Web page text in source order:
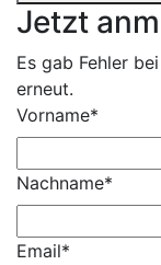
Jetzt
Es gab Fehler
erneut.
Vorname*
Nachname*
Email*